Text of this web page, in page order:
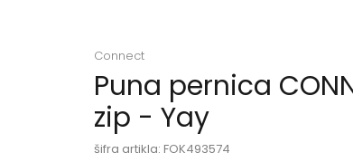
Connect
Puna pernica
zip - Yay
šifra artikla: FOK493574